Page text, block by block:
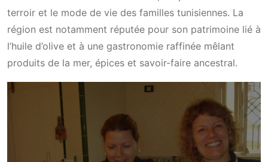
terroir et le mode de vie des familles tunisiennes. La
région est notamment réputée pour son patrimoine lié à
l’huile d’olive et à une gastronomie raffinée mêlant
produits de la mer, épices et savoir-faire ancestral.